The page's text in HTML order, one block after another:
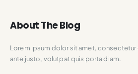
About The Blog
Lorem ipsum dolor sit amet, consectetur
ante justo, volutpat quis porta diam.